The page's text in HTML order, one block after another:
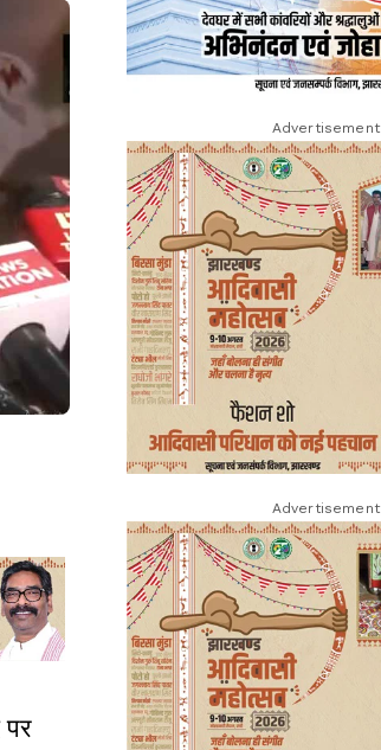
पर
Advertisement
Advertisement